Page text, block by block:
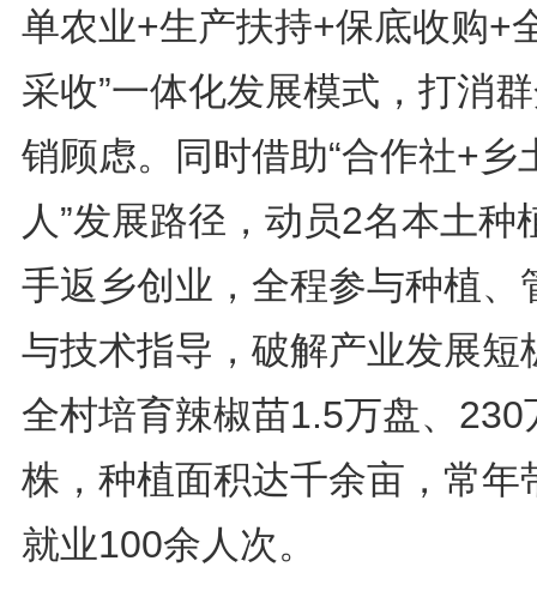
单农业+生产扶持+保底收购+
采收”一体化发展模式，打消
销顾虑。同时借助“合作社+乡
人”发展路径，动员2名本土种
手返乡创业，全程参与种植、
与技术指导，破解产业发展短
全村培育辣椒苗1.5万盘、230
株，种植面积达千余亩，常年
就业100余人次。